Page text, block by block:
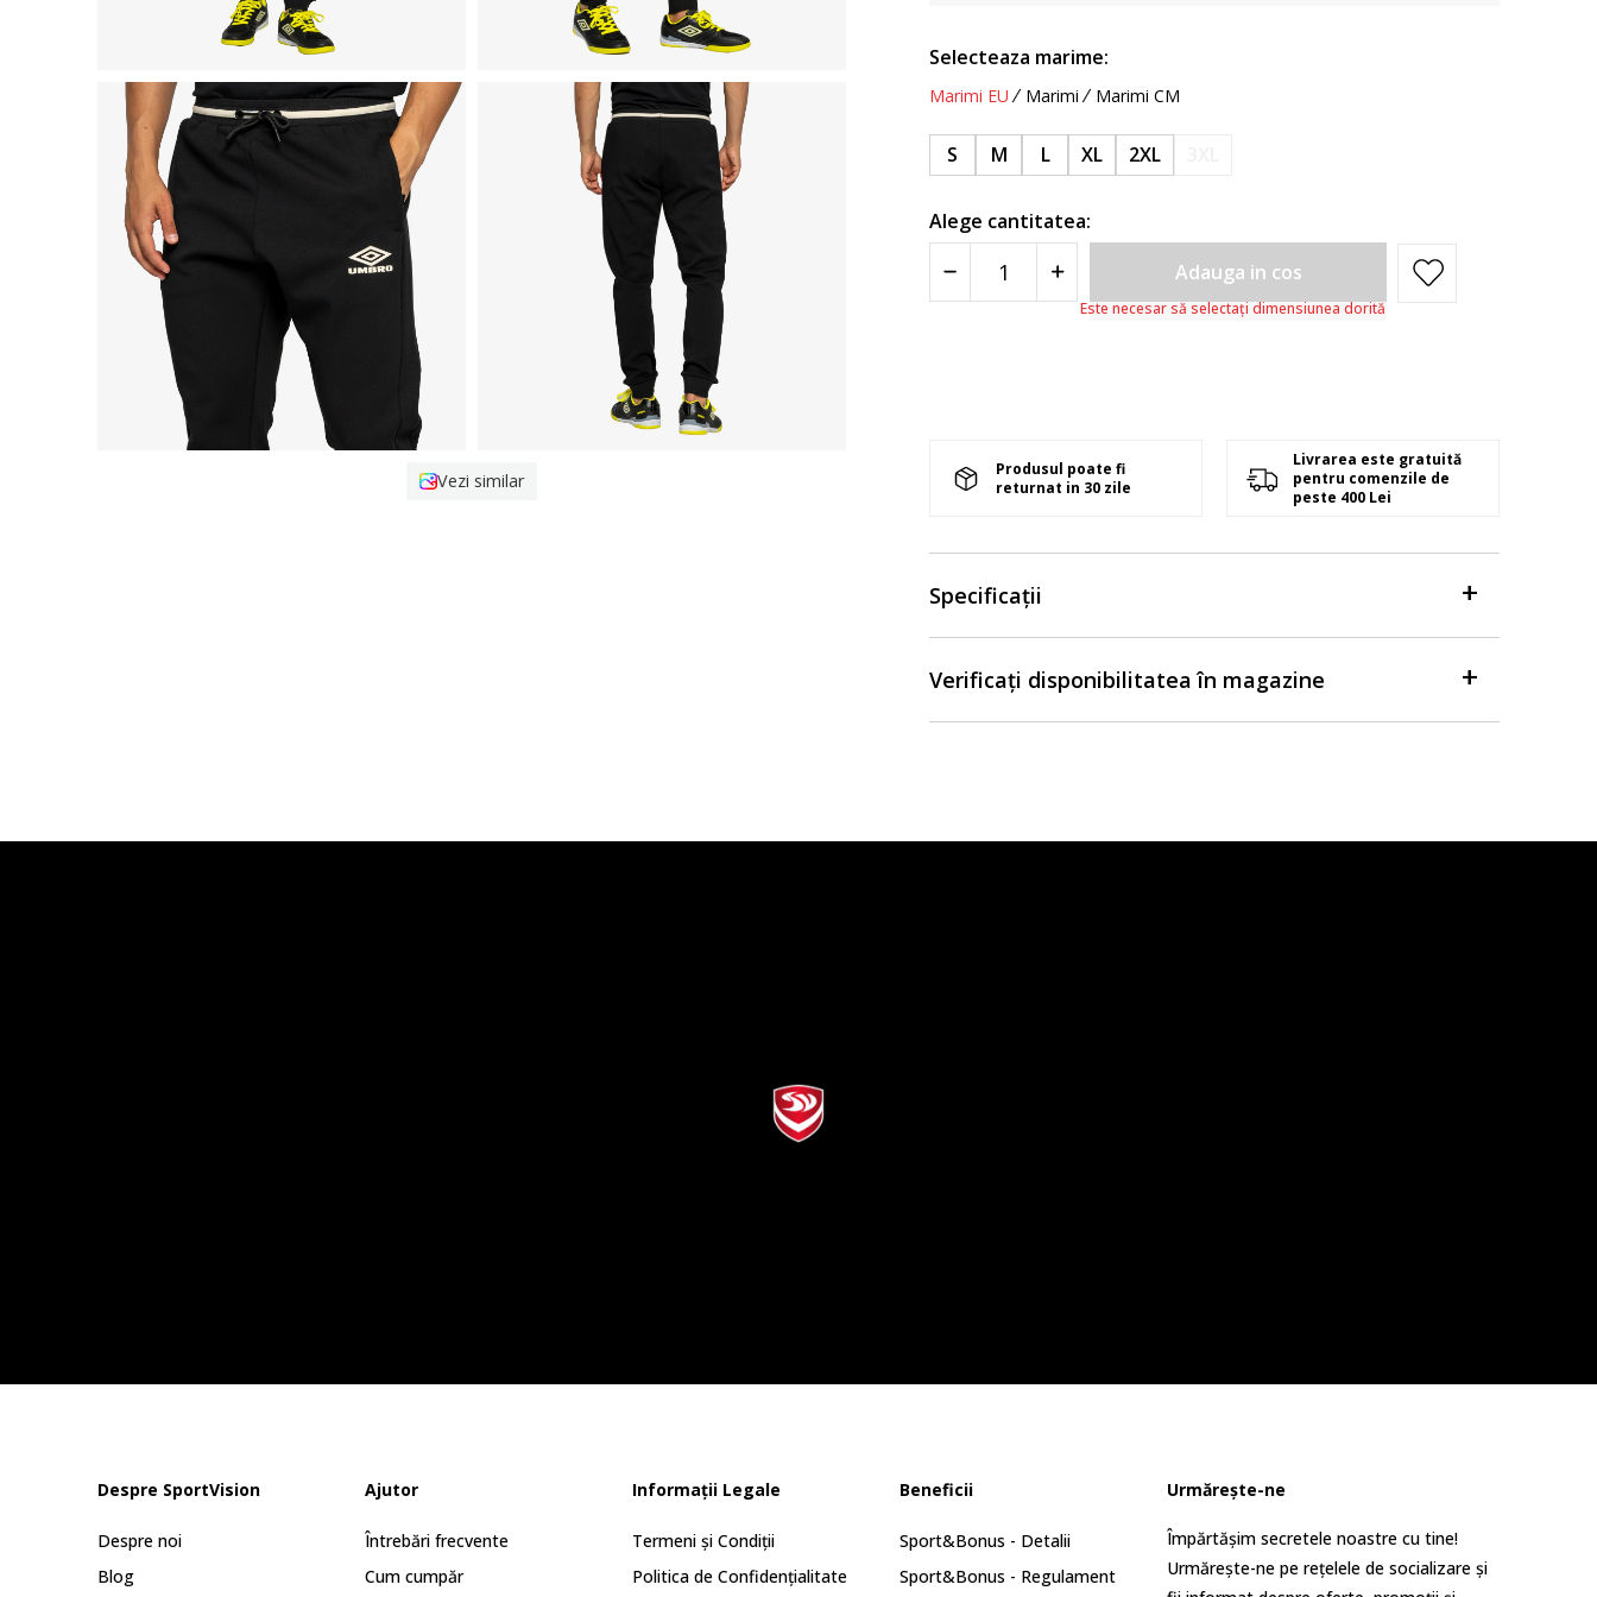
Vezi similar
Selecteaza marime:
Marimi EU Marimi Marimi CM
S M L XL 2XL
Alege cantitatea:
Adauga in cos
Este necesar să selectați dimensiunea dorită
Produsul poate fi
returnat in 30 zile
Livrarea este gratuită
pentru comenzile de
peste 400 Lei
Specificații
Verificați disponibilitatea în magazine
Despre SportVision
Despre noi
Blog
Ajutor
Întrebări frecvente
Cum cumpăr
Informații Legale
Termeni și Condiții
Politica de Confidențialitate
Beneficii
Sport&Bonus - Detalii
Sport&Bonus - Regulament
Urmărește-ne
Împărtășim secretele noastre cu tine!
Urmărește-ne pe rețelele de socializare și